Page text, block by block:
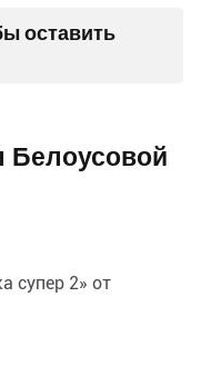
оставить
Белоусовой
супер 2» от